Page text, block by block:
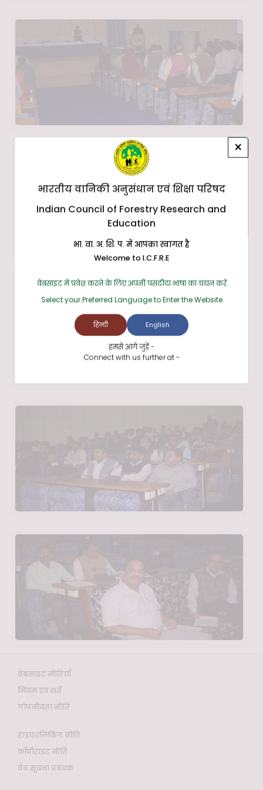
वेबसाइट नीतियाँ
नियम एवं शर्तें
गोपनीयता नीति
हाइपरलिंकिंग नीति
कॉपीराइट नीति
वेब सूचना प्रबंधक
×
भारतीय वानिकी अनुसंधान एवं शिक्षा परिषद
Indian Council of Forestry Research and
Education
भा. वा. अ. शि. प. में आपका स्वागत है
Welcome to I.C.F.R.E
वेबसाइट में प्रवेश करने के लिए अपनी पसंदीदा भाषा का चयन करें
Select your Preferred Language to Enter the Website
हिन्दी English
हमसे आगे जुड़ें -
Connect with us further at -